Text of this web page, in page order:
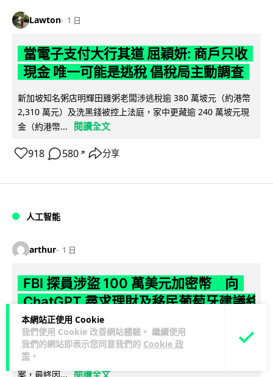
本網站正使用 Cookie
我們使用 Cookie 改善網站體驗。 繼續使用
我們的網站即表示您同意我們的 Cookie 政
策 。
Lawton 1 日
當電子支付大行其道 屈穎妍: 商戶只收
現金 唯一可能是逃稅 倡稅局主動調查
新加坡知名粥店明輝田雞粥老闆涉逃稅逾 380 萬坡元（約港幣
2,310 萬元）及洗黑錢被控上法庭，家中更藏逾 240 萬坡元現
金（約港幣...
閱讀全文
918 580 ↗ 分享
人工智能
arthur 1 日
FBI 探員涉盜 100 萬美元加密幣 向
ChatGPT 尋求理財及移民葡萄牙建議終
被捕
FBI 一名資深反情報探員涉嫌利用職務之便盜取敵對國家近 100
萬美元加密貨幣，事後更向 ChatGPT 諮詢理財及移民葡萄牙方
案，最終因... 閱讀全文